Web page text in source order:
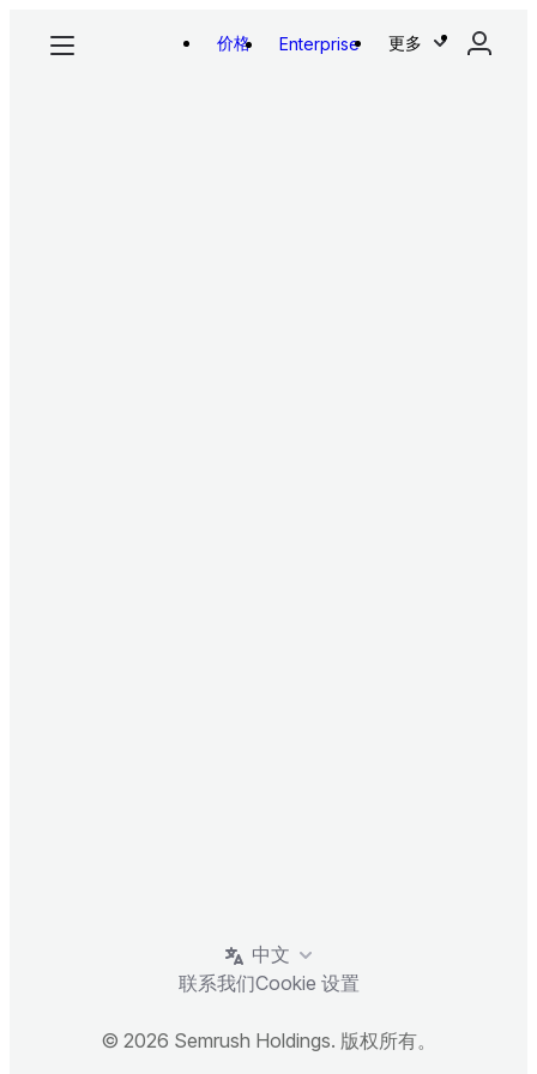
价格 Enterprise 更多
中文
联系我们Cookie 设置
© 2026 Semrush Holdings. 版权所有。